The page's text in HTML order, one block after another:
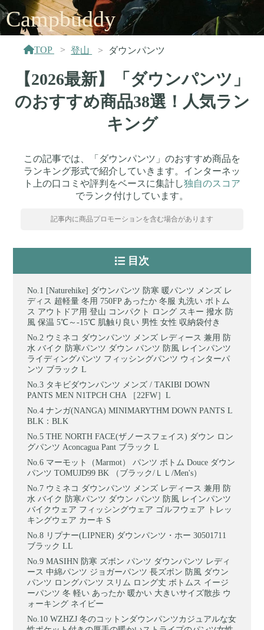
Campbuddy
TOP 登山 ダウンパンツ
【2026最新】「ダウンパンツ」
のおすすめ商品38選！人気ラン
キング
この記事では、「ダウンパンツ」のおすすめ商品を
ランキング形式で紹介していきます。インターネッ
ト上の口コミや評判をベースに集計し独自のスコア
でランク付けしています。
記事内に商品プロモーションを含む場合があります
目次
[Naturehike] ダウンパンツ 防寒 暖パンツ メンズ レ
ディス 超軽量 冬用 750FP あったか 冬服 丸洗い ボトム
ス アウトドア用 登山 コンパクト ロング スキー 撥水 防
風 保温 5℃～-15℃ 肌触り良い 男性 女性 収納袋付き
ウミネコ ダウンパンツ メンズ レディース 兼用 防
水 バイク 防寒パンツ ダウン パンツ 防風 レインパンツ
ライディングパンツ フィッシングパンツ ウィンターパ
ンツ ブラック L
タキビダウンパンツ メンズ / TAKIBI DOWN
PANTS MEN N1TPCH CHA ［22FW］L
ナンガ(NANGA) MINIMARYTHM DOWN PANTS L
BLK：BLK
THE NORTH FACE(ザノースフェイス) ダウン ロン
グパンツ Aconcagua Pant ブラック L
マーモット（Marmot） パンツ ボトム Douce ダウン
パンツ TOMUJD99 BK （ブラック/ＬＬ/Men's）
ウミネコ ダウンパンツ メンズ レディース 兼用 防
水 バイク 防寒パンツ ダウン パンツ 防風 レインパンツ
バイクウェア フィッシングウェア ゴルフウェア トレッ
キングウェア カーキ S
リプナー(LIPNER) ダウンパンツ・ホー 30501711
ブラック LL
MASIHN 防寒 ズボン パンツ ダウンパンツ レディ
ース 中綿パンツ ジョガーパンツ 長ズボン 防風 ダウン
パンツ ロングパンツ スリム ロング丈 ボトムス イージ
ーパンツ 冬 軽い あったか 暖かい 大きいサイズ散歩 ウ
ォーキング ネイビー
WZHZJ 冬のコットンダウンパンツカジュアルな女